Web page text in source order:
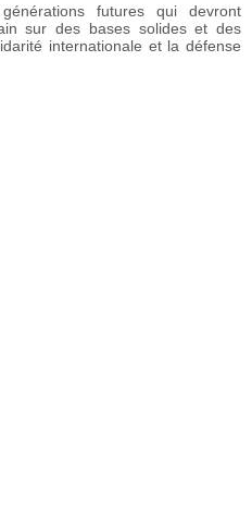
futures qui devront
sur des bases solides et des
internationale et la défense